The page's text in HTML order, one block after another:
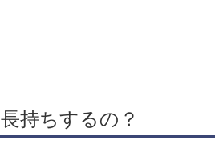
持ちするの？